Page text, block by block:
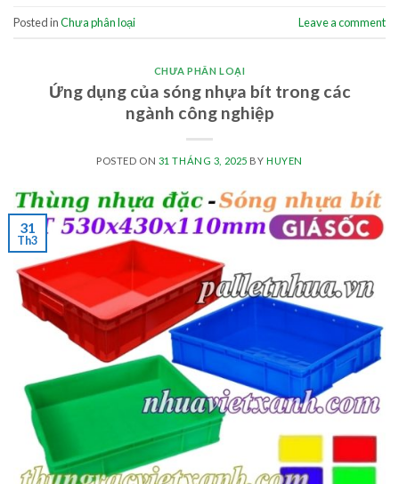
Posted inChưa phân loại Leave a comment
CHƯA PHÂN LOẠI
Ứng dụng của sóng nhựa bít trong các
ngành công nghiệp
POSTED ON 31 THÁNG 3, 2025 BY HUYEN
31
Th3